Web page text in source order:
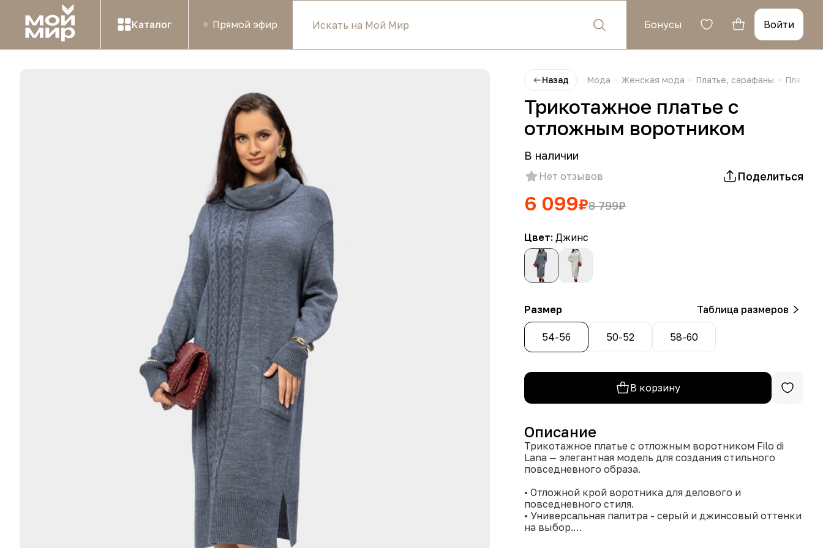
Каталог Прямой эфир Бонусы Войти
Назад Мода Женская мода Платье, сарафаны Платья
Трикотажное платье с
отложным воротником
В наличии
Нет отзывов Поделиться
6 099₽8 799₽
Цвет: Джинс
Размер Таблица размеров
54-56 50-52 58-60
В корзину
Описание
Трикотажное платье с отложным воротником Filo di
Lana — элегантная модель для создания стильного
повседневного образа.
• Отложной крой воротника для делового и
повседневного стиля.
• Универсальная палитра - серый и джинсовый оттенки
на выбор.